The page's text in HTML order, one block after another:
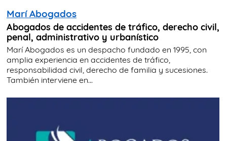
Marí Abogados
Abogados de accidentes de tráfico, derecho civil,
penal, administrativo y urbanístico
Marí Abogados es un despacho fundado en 1995, con
amplia experiencia en accidentes de tráfico,
responsabilidad civil, derecho de familia y sucesiones.
También interviene en...